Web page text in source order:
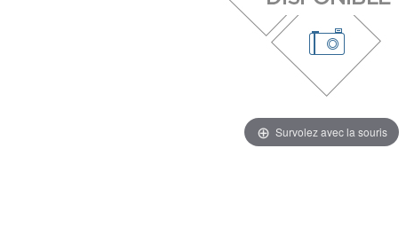
Survolez avec la souris